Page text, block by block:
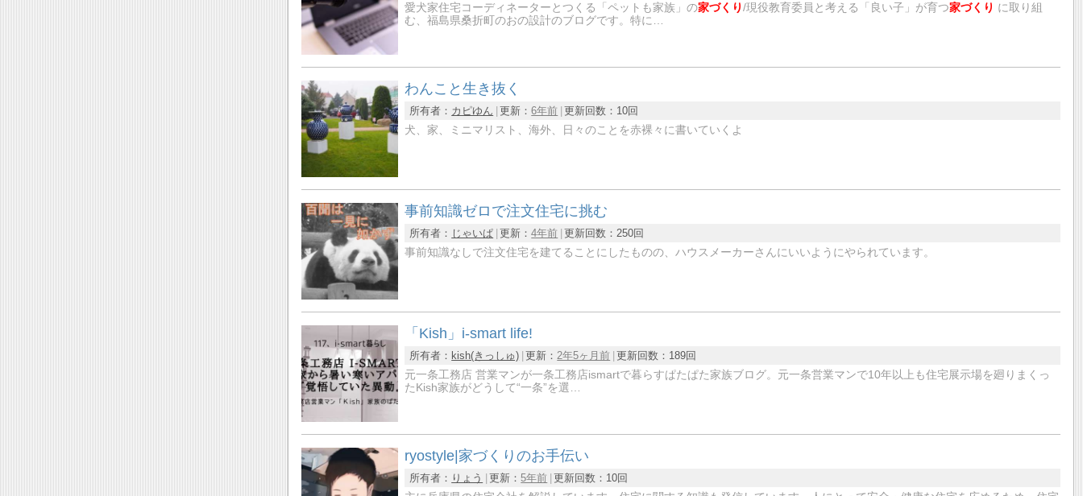
愛犬家住宅コーディネーターとつくる「ペットも家族」の家づくり /現役教育委員と考える「良い子」が育つ家づくり に取り組
む、福島県桑折町のおの設計のブログです。特に…
わんこと生き抜く
所有者： カピゆん 更新：6年前 更新回数： 10回
犬、家、ミニマリスト、海外、日々のことを赤裸々に書いていくよ
事前知識ゼロで注文住宅に挑む
所有者： じゃいぱ 更新：4年前 更新回数：250回
事前知識なしで注文住宅を建てることにしたものの、ハウスメーカーさんにいいようにやられています。
「Kish」i-smart life!
所有者： kish(きっしゅ) 更新：2年5ヶ月前 更新回数： 189回
元一条工務店 営業マンが一条工務店ismartで暮らすぱたぱた家族ブログ。元一条営業マンで10年以上も住宅展示場を廻りまくっ
たKish家族がどうして“一条”を選…
ryostyle|家づくりのお手伝い
所有者： りょう 更新：5年前 更新回数： 10回